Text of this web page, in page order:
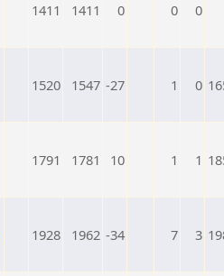
1411 1411 0 0 0
1520 1547 -27 1 0
1791 1781 10 1 1
1928 1962 -34 7 3